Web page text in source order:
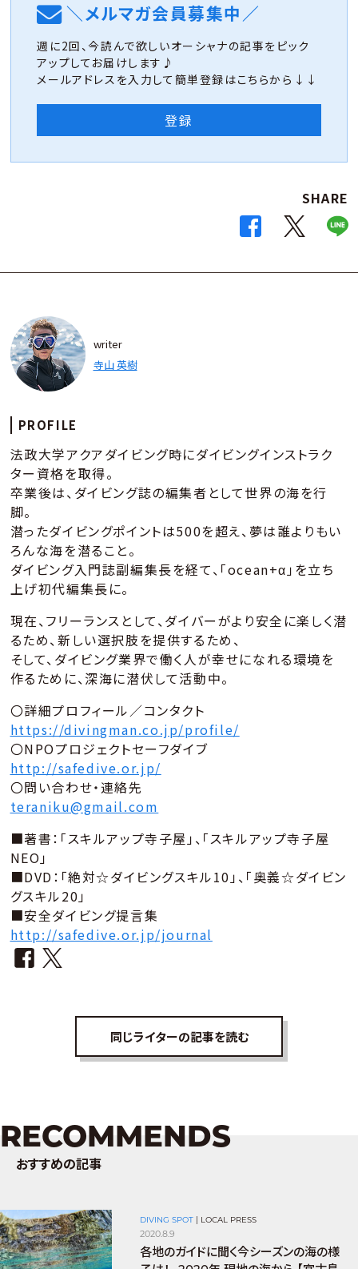
＼メルマガ会員募集中／
週に2回、今読んで欲しいオーシャナの記事をピック
アップしてお届けします♪
メールアドレスを入力して簡単登録はこちらから↓↓
登録
SHARE
writer
寺山 英樹
PROFILE
法政大学アクアダイビング時にダイビングインストラク
ター資格を取得。
卒業後は、ダイビング誌の編集者として世界の海を行
脚。
潜ったダイビングポイントは500を超え、夢は誰よりもい
ろんな海を潜ること。
ダイビング入門誌副編集長を経て、「ocean+α」を立ち
上げ初代編集長に。
現在、フリーランスとして、ダイバーがより安全に楽しく潜
るため、新しい選択肢を提供するため、
そして、ダイビング業界で働く人が幸せになれる環境を
作るために、深海に潜伏して活動中。
〇詳細プロフィール／コンタクト
https://divingman.co.jp/profile/
〇NPOプロジェクトセーフダイブ
http://safedive.or.jp/
〇問い合わせ・連絡先
teraniku@gmail.com
■著書：「スキルアップ寺子屋」、「スキルアップ寺子屋
NEO」
■DVD：「絶対☆ダイビングスキル10」、「奥義☆ダイビン
グスキル20」
■安全ダイビング提言集
http://safedive.or.jp/journal
同じライターの記事を読む
RECOMMENDS
おすすめの記事
DIVING SPOT LOCAL PRESS
2020.8.9
各地のガイドに聞く今シーズンの海の様